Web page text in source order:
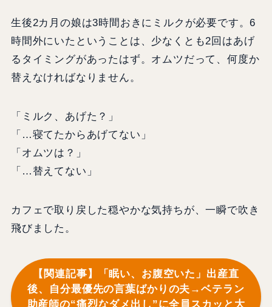
生後2カ月の娘は3時間おきにミルクが必要です。6
時間外にいたということは、少なくとも2回はあげ
るタイミングがあったはず。オムツだって、何度か
替えなければなりません。
「ミルク、あげた？」
「…寝てたからあげてない」
「オムツは？」
「…替えてない」
カフェで取り戻した穏やかな気持ちが、一瞬で吹き
飛びました。
【関連記事】「眠い、お腹空いた」出産直
後、自分最優先の言葉ばかりの夫→ベテラン
助産師の“痛烈なダメ出し”に全員スカッと大